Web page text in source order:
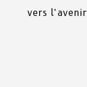
vers